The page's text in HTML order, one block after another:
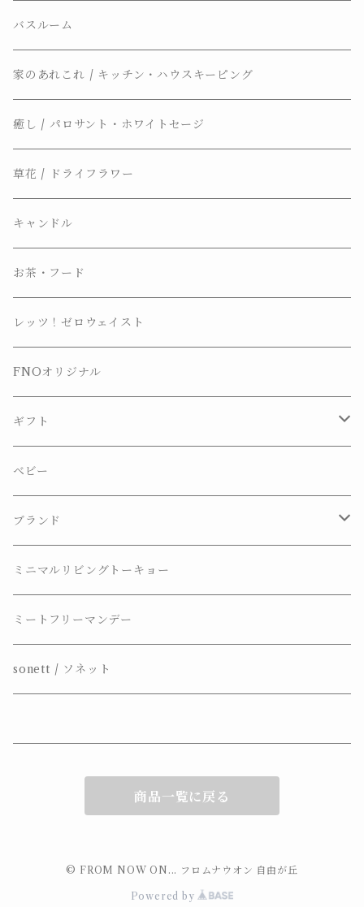
バスルーム
家のあれこれ / キッチン・ハウスキーピング
癒し / パロサント・ホワイトセージ
草花 / ドライフラワー
キャンドル
お茶・フード
レッツ！ゼロウェイスト
FNOオリジナル
ギフト
プチギフト
ギフトセット
ベビー
ブランド
BOOMING_BOB
Marius Fabre
L’olivier Bio
SAVONNERIE DE BORMES
ミニマルリビングトーキョー
ミートフリーマンデー
sonett / ソネット
商品一覧に戻る
© FROM NOW ON... フロムナウオン 自由が丘
Powered by